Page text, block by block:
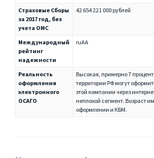
Страховые Сборы
за 2017 год, без
учета ОМС
42 654 221 000 рублей
Международный
рейтинг
надежности
ruAA
Реальность
оформления
электронного
ОСАГО
Высокая, примерно 7
территории РФ могут
этой компании через
неплохой сегмент. Возраст
оформлении и КБМ.